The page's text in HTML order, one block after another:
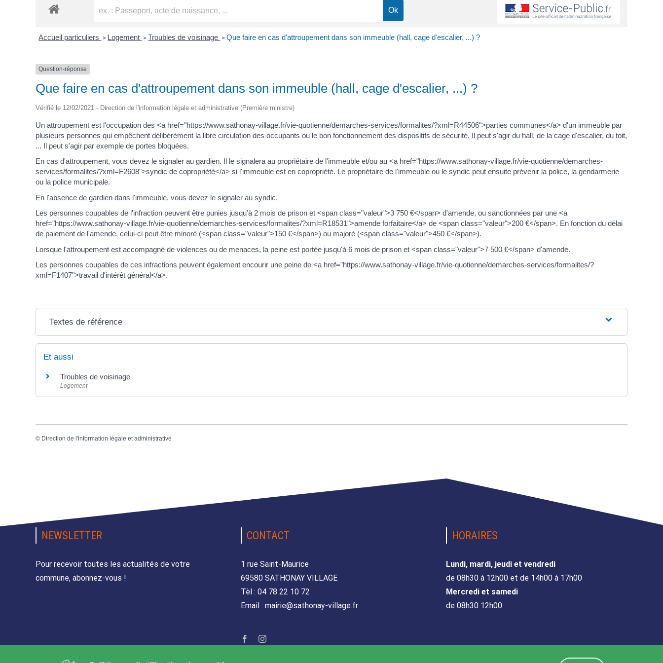
Accueil particuliers > Logement > Troubles de voisinage > Que faire en cas d'attroupement dans son immeuble (hall, cage d'escalier, ...) ?
Question-réponse
Que faire en cas d'attroupement dans son immeuble (hall, cage d'escalier, ...) ?
Vérifié le 12/02/2021 - Direction de l'information légale et administrative (Première ministre)
Un attroupement est l'occupation des <a href="https://www.sathonay-village.fr/vie-quotienne/demarches-services/formalites/?xml=R44506">parties communes</a> d'un immeuble par
plusieurs personnes qui empêchent délibérément la libre circulation des occupants ou le bon fonctionnement des dispositifs de sécurité. Il peut s'agir du hall, de la cage d'escalier, du toit,
... Il peut s'agir par exemple de portes bloquées.
En cas d'attroupement, vous devez le signaler au gardien. Il le signalera au propriétaire de l'immeuble et/ou au <a href="https://www.sathonay-village.fr/vie-quotienne/demarches-
services/formalites/?xml=F2608">syndic de copropriété</a> si l'immeuble est en copropriété. Le propriétaire de l'immeuble ou le syndic peut ensuite prévenir la police, la gendarmerie
ou la police municipale.
En l'absence de gardien dans l'immeuble, vous devez le signaler au syndic.
Les personnes coupables de l'infraction peuvent être punies jusqu'à 2 mois de prison et <span class="valeur">3 750 €</span> d'amende, ou sanctionnées par une <a
href="https://www.sathonay-village.fr/vie-quotienne/demarches-services/formalites/?xml=R18531">amende forfaitaire</a> de <span class="valeur">200 €</span>. En fonction du délai
de paiement de l'amende, celui-ci peut être minoré (<span class="valeur">150 €</span>) ou majoré (<span class="valeur">450 €</span>).
Lorsque l'attroupement est accompagné de violences ou de menaces, la peine est portée jusqu'à 6 mois de prison et <span class="valeur">7 500 €</span> d'amende.
Les personnes coupables de ces infractions peuvent également encourir une peine de <a href="https://www.sathonay-village.fr/vie-quotienne/demarches-services/formalites/?
xml=F1407">travail d'intérêt général</a>.
Textes de référence
Et aussi
Troubles de voisinage
Logement
© Direction de l'information légale et administrative
NEWSLETTER
Pour recevoir toutes les actualités de votre
commune, abonnez-vous !
CONTACT
1 rue Saint-Maurice
69580 SATHONAY VILLAGE
Tèl : 04 78 22 10 72
Email : mairie@sathonay-village.fr
HORAIRES
Lundi, mardi, jeudi et vendredi
de 08h30 à 12h00 et de 14h00 à 17h00
Mercredi et samedi
de 08h30 12h00